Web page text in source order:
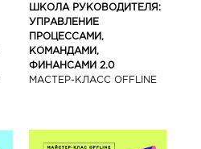
ШКОЛА РУКОВОДИТЕЛЯ:
УПРАВЛЕНИЕ
ПРОЦЕССАМИ,
КОМАНДАМИ,
ФИНАНСАМИ 2.0
МАСТЕР-КЛАСС OFFLINE